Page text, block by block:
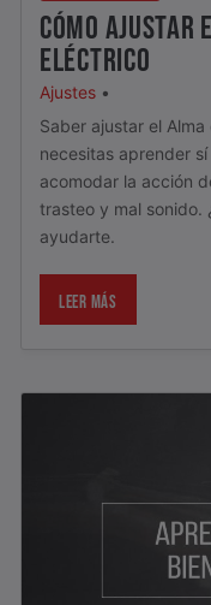
CÓMO AJUSTAR
ELÉCTRICO
Ajustes •
Saber ajustar el
necesitas aprender
acomodar la acción
trasteo y mal sonido.
ayudarte.
LEER MÁS